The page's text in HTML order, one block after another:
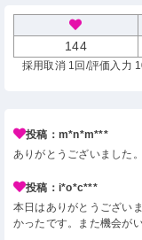
144
採用取消 1回 /評価入力
投稿：m*n*m***
ありがとうございました。
投稿：i*o*c***
本日はありがとうござい
かったです。また機会が